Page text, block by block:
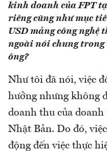
kinh doanh của FPT
riêng cũng như mục
USD mảng công
ngoài nói chung
ông?
Như tôi đã nói, việc
hưởng nhưng không
doanh thu của
Nhật Bản. Do đó,
động đến việc thực